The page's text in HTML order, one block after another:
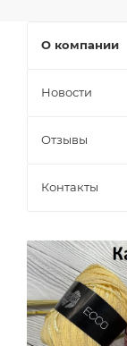
О компании
Новости
Отзывы
Контакты